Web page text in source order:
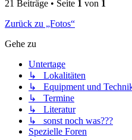
21 Beiträge • Seite 1 von 1
Zurück zu „Fotos“
Gehe zu
Untertage
↳ Lokalitäten
↳ Equipment und
↳ Termine
↳ Literatur
↳ sonst noch was???
Spezielle Foren